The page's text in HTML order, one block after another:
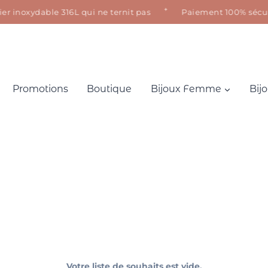
inoxydable 316L qui ne ternit pas Paiement 100%
Promotions Boutique Bijoux Femme